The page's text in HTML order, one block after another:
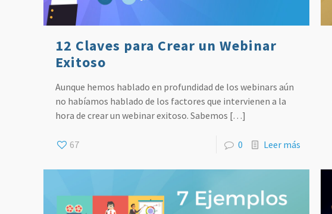
12 Claves para Crear un Webinar
Exitoso
Aunque hemos hablado en profundidad de los webinars aún
no habíamos hablado de los factores que intervienen a la
hora de crear un webinar exitoso. Sabemos […]
67 0 Leer más